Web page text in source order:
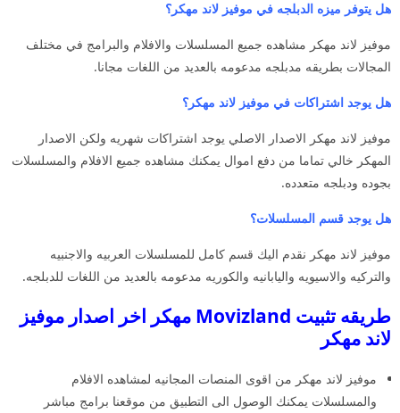
هل يتوفر ميزه الدبلجه في موفيز لاند مهكر؟
موفيز لاند مهكر مشاهده جميع المسلسلات والافلام والبرامج في مختلف
المجالات بطريقه مدبلجه مدعومه بالعديد من اللغات مجانا.
هل يوجد اشتراكات في موفيز لاند مهكر؟
موفيز لاند مهكر الاصدار الاصلي يوجد اشتراكات شهريه ولكن الاصدار
المهكر خالي تماما من دفع اموال يمكنك مشاهده جميع الافلام والمسلسلات
بجوده ودبلجه متعدده.
هل يوجد قسم المسلسلات؟
موفيز لاند مهكر نقدم اليك قسم كامل للمسلسلات العربيه والاجنبيه
والتركيه والاسيويه واليابانيه والكوريه مدعومه بالعديد من اللغات للدبلجه.
طريقه تثبيت Movizland مهكر اخر اصدار موفيز
لاند مهكر
موفيز لاند مهكر من اقوى المنصات المجانيه لمشاهده الافلام
والمسلسلات يمكنك الوصول الى التطبيق من موقعنا برامج مباشر